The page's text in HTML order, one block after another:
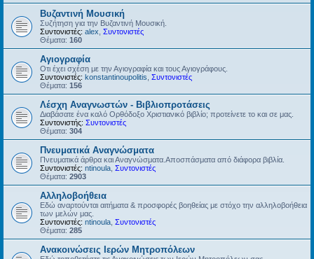
Βυζαντινή Μουσική
Συζήτηση για την Βυζαντινή Μουσική.
Συντονιστές: alex Συντονιστές
Θέματα: 160
Αγιογραφία
Οτι έχει σχέση με την Αγιογραφία και τους Αγιογράφους.
Συντονιστές: konstantinoupolitis Συντονιστές
Θέματα: 156
Λέσχη Αναγνωστών - Βιβλιοπροτάσεις
Διαβάσατε ένα καλό Ορθόδοξο Χριστιανικό βιβλίο; προτείνετε το και σε μας.
Συντονιστής: Συντονιστές
Θέματα: 304
Πνευματικά Αναγνώσματα
Πνευματικά άρθρα και Αναγνώσματα.Αποσπάσματα από διάφορα βιβλία.
Συντονιστές: ntinoula Συντονιστές
Θέματα: 2903
Αλληλοβοήθεια
Εδώ αναρτούνται αιτήματα & προσφορές βοηθείας με στόχο την αλληλοβοήθεια
των μελών μας.
Συντονιστές: ntinoula Συντονιστές
Θέματα: 285
Ανακοινώσεις Ιερών Μητροπόλεων